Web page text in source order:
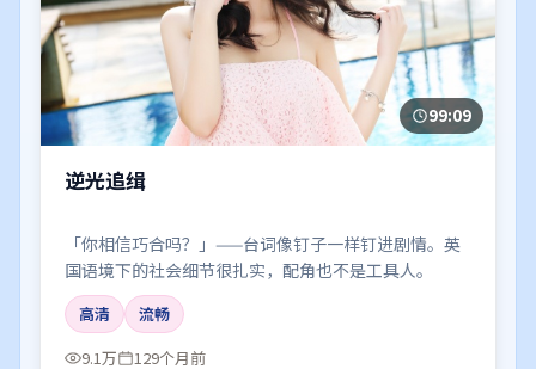
99:09
逆光追缉
「你相信巧合吗？」——台词像钉子一样钉进剧情。英
国语境下的社会细节很扎实，配角也不是工具人。
高清
流畅
9.1万
129个月前